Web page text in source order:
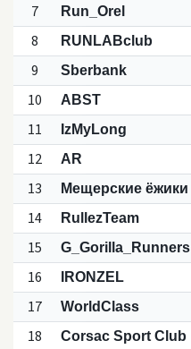
7
Run_Orel
8
RUNLABclub
9
Sberbank
10
ABST
11
IzMyLong
12
AR
13
Мещерские ёжики
14
RullezTeam
15
G_Gorilla_Runners
16
IRONZEL
17
WorldClass
18
Corsac Sport Club